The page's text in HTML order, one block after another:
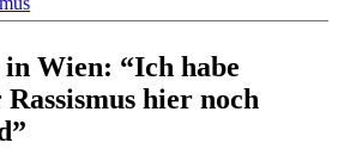
in Wien: “Ich habe
Rassismus hier noch